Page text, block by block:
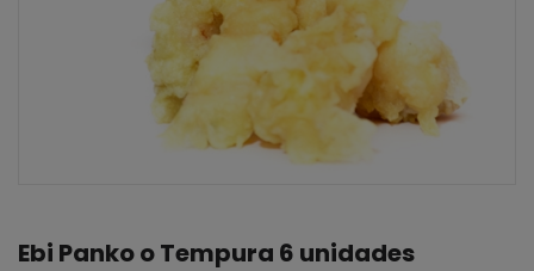
Ebi Panko o Tempura 6 unidades